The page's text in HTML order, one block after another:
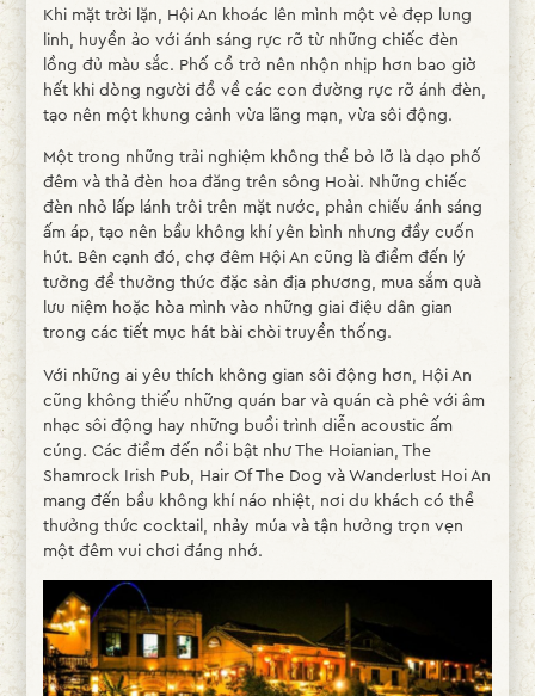
Khi mặt trời lặn, Hội An khoác lên mình một vẻ đẹp lung
linh, huyền ảo với ánh sáng rực rỡ từ những chiếc đèn
lồng đủ màu sắc. Phố cổ trở nên nhộn nhịp hơn bao giờ
hết khi dòng người đổ về các con đường rực rỡ ánh đèn,
tạo nên một khung cảnh vừa lãng mạn, vừa sôi động.
Một trong những trải nghiệm không thể bỏ lỡ là dạo phố
đêm và thả đèn hoa đăng trên sông Hoài. Những chiếc
đèn nhỏ lấp lánh trôi trên mặt nước, phản chiếu ánh sáng
ấm áp, tạo nên bầu không khí yên bình nhưng đầy cuốn
hút. Bên cạnh đó, chợ đêm Hội An cũng là điểm đến lý
tưởng để thưởng thức đặc sản địa phương, mua sắm quà
lưu niệm hoặc hòa mình vào những giai điệu dân gian
trong các tiết mục hát bài chòi truyền thống.
Với những ai yêu thích không gian sôi động hơn, Hội An
cũng không thiếu những quán bar và quán cà phê với âm
nhạc sôi động hay những buổi trình diễn acoustic ấm
cúng. Các điểm đến nổi bật như The Hoianian, The
Shamrock Irish Pub, Hair Of The Dog và Wanderlust Hoi An
mang đến bầu không khí náo nhiệt, nơi du khách có thể
thưởng thức cocktail, nhảy múa và tận hưởng trọn vẹn
một đêm vui chơi đáng nhớ.